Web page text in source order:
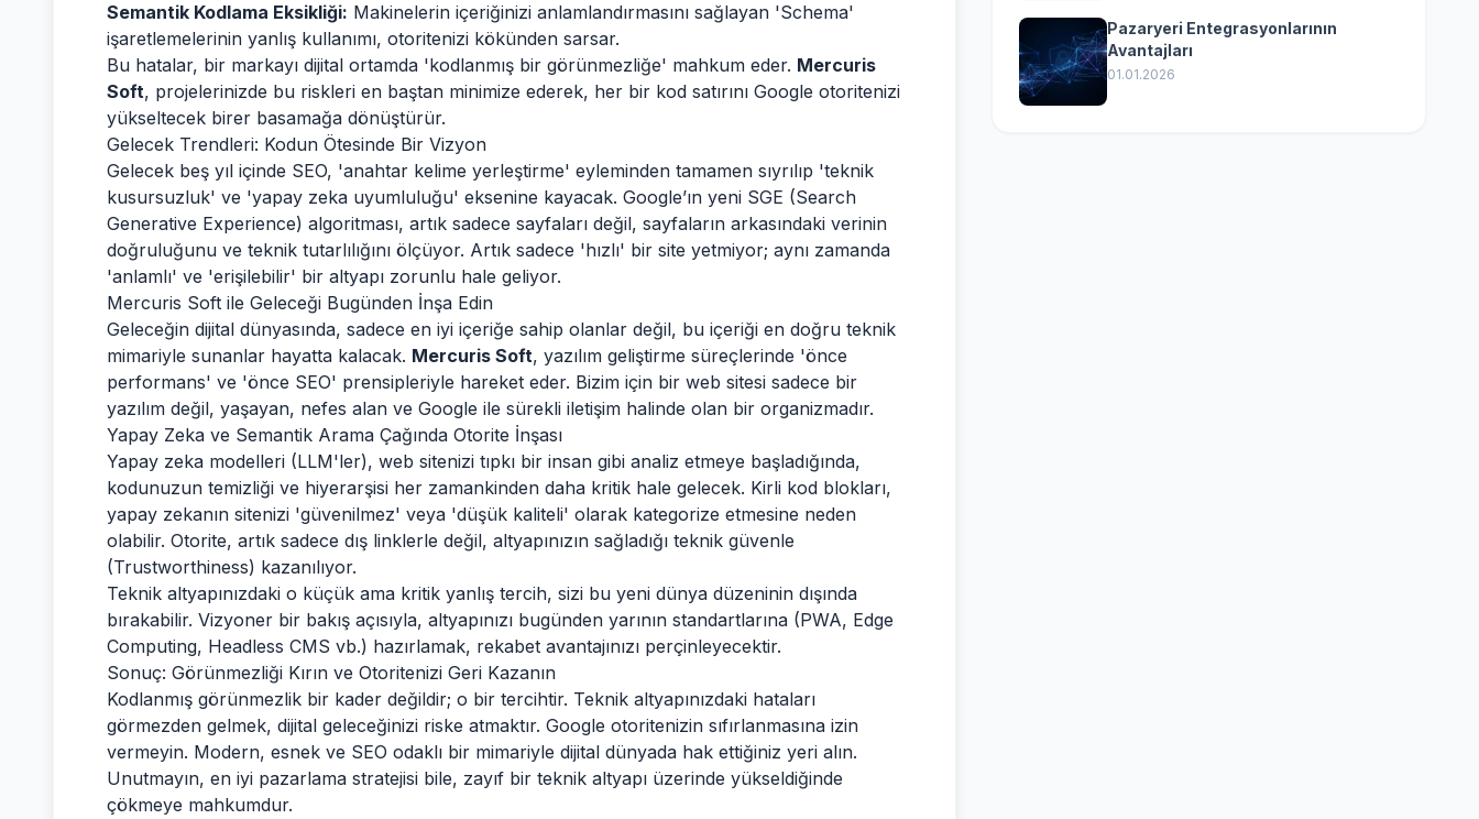
Semantik Kodlama Eksikliği: Makinelerin içeriğinizi anlamlandırmasını sağlayan 'Schema'
işaretlemelerinin yanlış kullanımı, otoritenizi kökünden sarsar.
Bu hatalar, bir markayı dijital ortamda 'kodlanmış bir görünmezliğe' mahkum eder. Mercuris
Soft, projelerinizde bu riskleri en baştan minimize ederek, her bir kod satırını Google otoritenizi
yükseltecek birer basamağa dönüştürür.
Gelecek Trendleri: Kodun Ötesinde Bir Vizyon
Gelecek beş yıl içinde SEO, 'anahtar kelime yerleştirme' eyleminden tamamen sıyrılıp 'teknik
kusursuzluk' ve 'yapay zeka uyumluluğu' eksenine kayacak. Google’ın yeni SGE (Search
Generative Experience) algoritması, artık sadece sayfaları değil, sayfaların arkasındaki verinin
doğruluğunu ve teknik tutarlılığını ölçüyor. Artık sadece 'hızlı' bir site yetmiyor; aynı zamanda
'anlamlı' ve 'erişilebilir' bir altyapı zorunlu hale geliyor.
Mercuris Soft ile Geleceği Bugünden İnşa Edin
Geleceğin dijital dünyasında, sadece en iyi içeriğe sahip olanlar değil, bu içeriği en doğru teknik
mimariyle sunanlar hayatta kalacak. Mercuris Soft, yazılım geliştirme süreçlerinde 'önce
performans' ve 'önce SEO' prensipleriyle hareket eder. Bizim için bir web sitesi sadece bir
yazılım değil, yaşayan, nefes alan ve Google ile sürekli iletişim halinde olan bir organizmadır.
Yapay Zeka ve Semantik Arama Çağında Otorite İnşası
Yapay zeka modelleri (LLM'ler), web sitenizi tıpkı bir insan gibi analiz etmeye başladığında,
kodunuzun temizliği ve hiyerarşisi her zamankinden daha kritik hale gelecek. Kirli kod blokları,
yapay zekanın sitenizi 'güvenilmez' veya 'düşük kaliteli' olarak kategorize etmesine neden
olabilir. Otorite, artık sadece dış linklerle değil, altyapınızın sağladığı teknik güvenle
(Trustworthiness) kazanılıyor.
Teknik altyapınızdaki o küçük ama kritik yanlış tercih, sizi bu yeni dünya düzeninin dışında
bırakabilir. Vizyoner bir bakış açısıyla, altyapınızı bugünden yarının standartlarına (PWA, Edge
Computing, Headless CMS vb.) hazırlamak, rekabet avantajınızı perçinleyecektir.
Sonuç: Görünmezliği Kırın ve Otoritenizi Geri Kazanın
Kodlanmış görünmezlik bir kader değildir; o bir tercihtir. Teknik altyapınızdaki hataları
görmezden gelmek, dijital geleceğinizi riske atmaktır. Google otoritenizin sıfırlanmasına izin
vermeyin. Modern, esnek ve SEO odaklı bir mimariyle dijital dünyada hak ettiğiniz yeri alın.
Unutmayın, en iyi pazarlama stratejisi bile, zayıf bir teknik altyapı üzerinde yükseldiğinde
çökmeye mahkumdur.
Pazaryeri Entegrasyonlarının
Avantajları
01.01.2026